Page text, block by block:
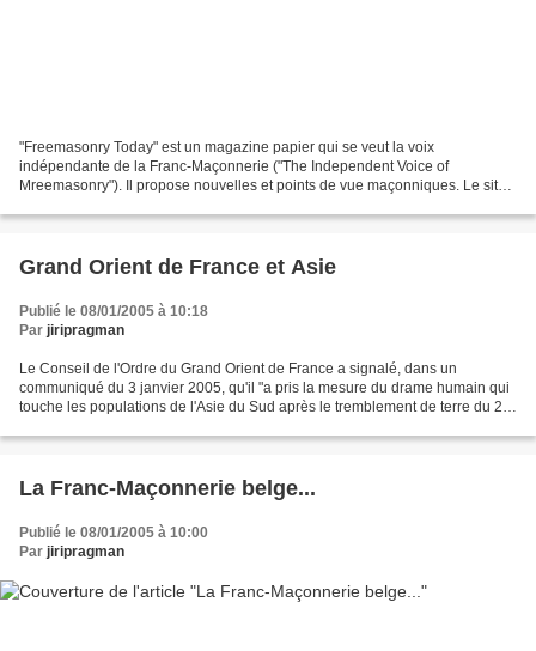
"Freemasonry Today" est un magazine papier qui se veut la voix
indépendante de la Franc-Maçonnerie ("The Independent Voice of
Mreemasonry"). Il propose nouvelles et points de vue maçonniques. Le site
Grand Orient de France et Asie
Publié le 08/01/2005 à 10:18
Par jiripragman
Le Conseil de l'Ordre du Grand Orient de France a signalé, dans un
communiqué du 3 janvier 2005, qu'il "a pris la mesure du drame humain qui
touche les populations de l'Asie du Sud après le tremblement de terre du 26
La Franc-Maçonnerie belge...
Publié le 08/01/2005 à 10:00
Par jiripragman